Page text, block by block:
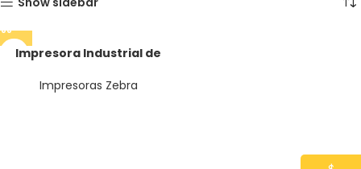
Impresora Industrial de
DPI
Impresoras Zebra